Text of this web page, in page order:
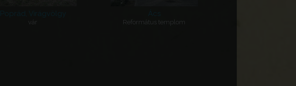
Poprád, Virágvölgy
vár
Ács
Református templom